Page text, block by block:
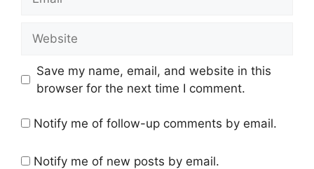
Save my name, email, and website in this
browser for the next time I comment.
Notify me of follow-up comments by email.
Notify me of new posts by email.